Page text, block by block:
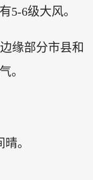
5-6级大风。
缘部分市县和
。
。